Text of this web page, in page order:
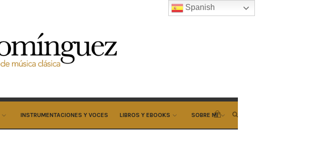
INSTRUMENTACIONES Y VOCES LIBROS Y EBOOKS SOBRE MI
Spanish